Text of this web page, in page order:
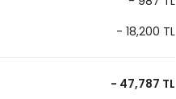
- 18,200 TL
- 47,787 TL